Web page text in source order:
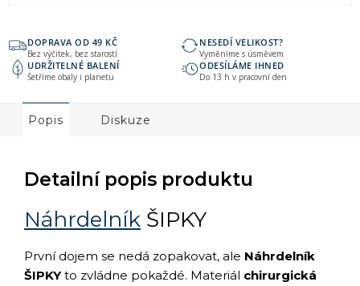
DOPRAVA OD 49 KČ
Bez výčitek, bez starostí
NESEDÍ VELIKOST?
Vyměníme s úsměvem
UDRŽITELNÉ BALENÍ
Šetříme obaly i planetu
ODESÍLÁME IHNED
Do 13 h v pracovní den
Popis Diskuze
Detailní popis produktu
Náhrdelník ŠIPKY
První dojem se nedá zopakovat, ale Náhrdelník
ŠIPKYto zvládne pokaždé. Materiál chirurgická